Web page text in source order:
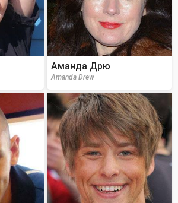
Аманда Дрю
Amanda Drew